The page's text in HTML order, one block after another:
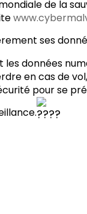
de la
ses
données
en cas de
pour se